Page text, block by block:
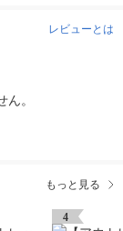
レビューとは
。
もっと見る
4